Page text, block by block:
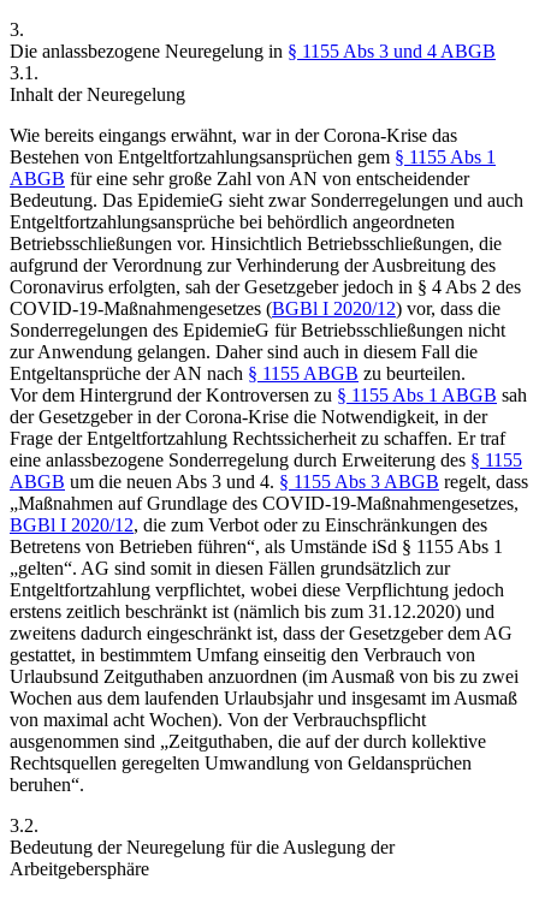
3.
Die anlassbezogene Neuregelung in § 1155 Abs 3 und 4 ABGB
3.1.
Inhalt der Neuregelung
Wie bereits eingangs erwähnt, war in der Corona-Krise das
Bestehen von Entgeltfortzahlungsansprüchen gem § 1155 Abs 1
ABGB für eine sehr große Zahl von AN von entscheidender
Bedeutung. Das EpidemieG sieht zwar Sonderregelungen und auch
Entgeltfortzahlungsansprüche bei behördlich angeordneten
Betriebsschließungen vor. Hinsichtlich Betriebsschließungen, die
aufgrund der Verordnung zur Verhinderung der Ausbreitung des
Coronavirus erfolgten, sah der Gesetzgeber jedoch in § 4 Abs 2 des
COVID-19-Maßnahmengesetzes (BGBl I 2020/12) vor, dass die
Sonderregelungen des EpidemieG für Betriebsschließungen nicht
zur Anwendung gelangen. Daher sind auch in diesem Fall die
Entgeltansprüche der AN nach § 1155 ABGB zu beurteilen.
Vor dem Hintergrund der Kontroversen zu § 1155 Abs 1 ABGB sah
der Gesetzgeber in der Corona-Krise die Notwendigkeit, in der
Frage der Entgeltfortzahlung Rechtssicherheit zu schaffen. Er traf
eine anlassbezogene Sonderregelung durch Erweiterung des § 1155
ABGB um die neuen Abs 3 und 4. § 1155 Abs 3 ABGB regelt, dass
„Maßnahmen auf Grundlage des COVID-19-Maßnahmengesetzes,
BGBl I 2020/12, die zum Verbot oder zu Einschränkungen des
Betretens von Betrieben führen“, als Umstände iSd § 1155 Abs 1
„gelten“. AG sind somit in diesen Fällen grundsätzlich zur
Entgeltfortzahlung verpflichtet, wobei diese Verpflichtung jedoch
erstens zeitlich beschränkt ist (nämlich bis zum 31.12.2020) und
zweitens dadurch eingeschränkt ist, dass der Gesetzgeber dem AG
gestattet, in bestimmtem Umfang einseitig den Verbrauch von
Urlaubsund Zeitguthaben anzuordnen (im Ausmaß von bis zu zwei
Wochen aus dem laufenden Urlaubsjahr und insgesamt im Ausmaß
von maximal acht Wochen). Von der Verbrauchspflicht
ausgenommen sind „Zeitguthaben, die auf der durch kollektive
Rechtsquellen geregelten Umwandlung von Geldansprüchen
beruhen“.
3.2.
Bedeutung der Neuregelung für die Auslegung der
Arbeitgebersphäre